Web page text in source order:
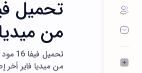
من
من ميديا فاير أخر